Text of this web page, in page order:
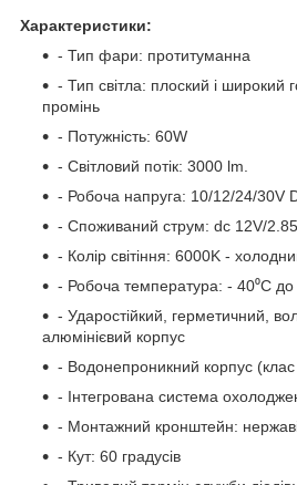
Характеристики:
- Тип фари: протитуманна
- Тип світла: плоский і широкий
промінь
- Потужність: 60W
- Світловий потік: 3000 lm.
- Робоча напруга: 10/12/24/30V
- Споживаний струм: dc 12V/
- Колір світіння: 6000K -
- Робоча температура: - 40⁰С до
- Ударостійкий, герметичний,
алюмінієвий корпус
- Водонепроникний корпус (клас
- Інтегрована система
- Монтажний кронштейн:
- Кут: 60 градусів